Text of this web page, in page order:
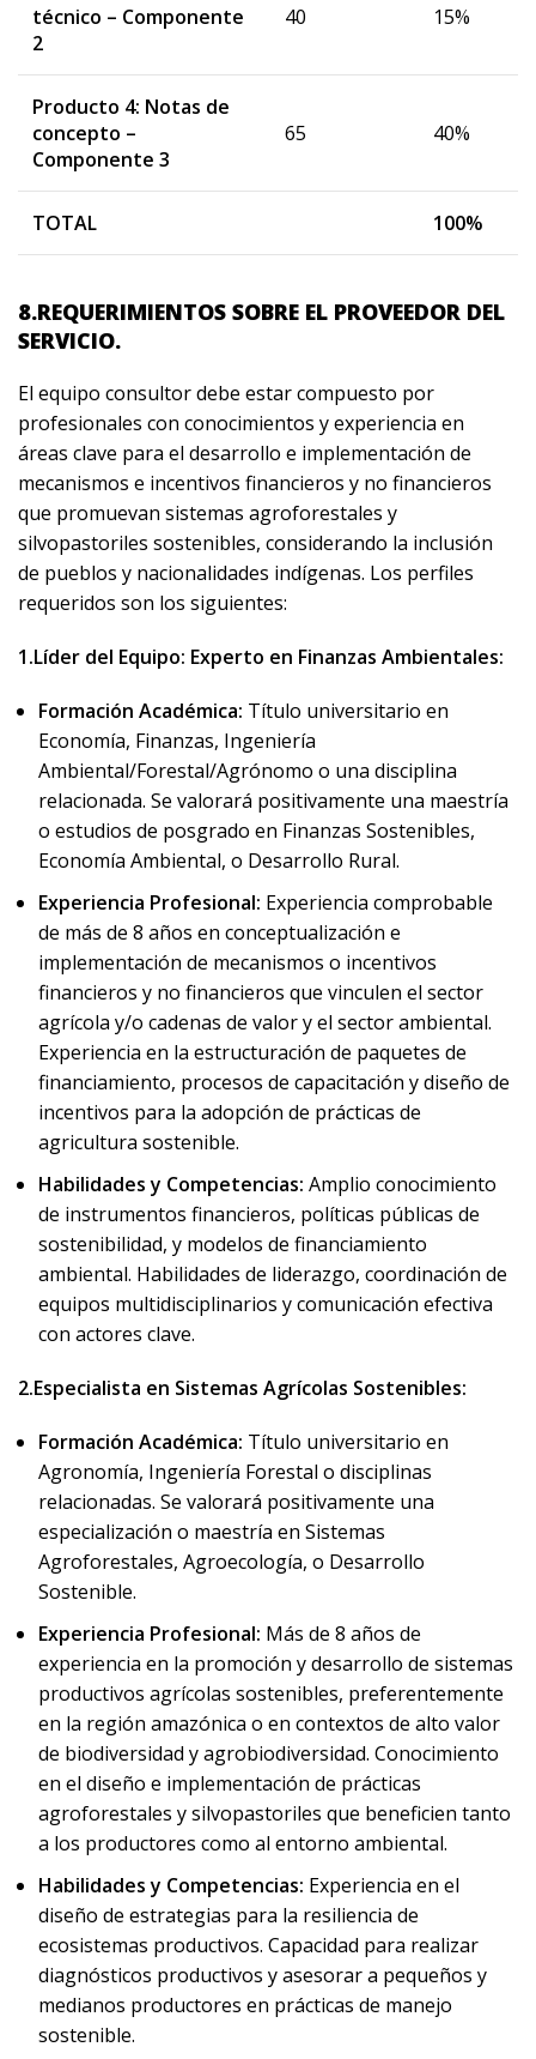
técnico – Componente
2
40 15%
Producto 4: Notas de
concepto –
Componente 3
65 40%
TOTAL 100%
8.REQUERIMIENTOS SOBRE EL PROVEEDOR DEL
SERVICIO.
El equipo consultor debe estar compuesto por
profesionales con conocimientos y experiencia en
áreas clave para el desarrollo e implementación de
mecanismos e incentivos financieros y no financieros
que promuevan sistemas agroforestales y
silvopastoriles sostenibles, considerando la inclusión
de pueblos y nacionalidades indígenas. Los perfiles
requeridos son los siguientes:
1.Líder del Equipo: Experto en Finanzas Ambientales:
Formación Académica: Título universitario en
Economía, Finanzas, Ingeniería
Ambiental/Forestal/Agrónomo o una disciplina
relacionada. Se valorará positivamente una maestría
o estudios de posgrado en Finanzas Sostenibles,
Economía Ambiental, o Desarrollo Rural.
Experiencia Profesional: Experiencia comprobable
de más de 8 años en conceptualización e
implementación de mecanismos o incentivos
financieros y no financieros que vinculen el sector
agrícola y/o cadenas de valor y el sector ambiental.
Experiencia en la estructuración de paquetes de
financiamiento, procesos de capacitación y diseño de
incentivos para la adopción de prácticas de
agricultura sostenible.
Habilidades y Competencias: Amplio conocimiento
de instrumentos financieros, políticas públicas de
sostenibilidad, y modelos de financiamiento
ambiental. Habilidades de liderazgo, coordinación de
equipos multidisciplinarios y comunicación efectiva
con actores clave.
2.Especialista en Sistemas Agrícolas Sostenibles:
Formación Académica: Título universitario en
Agronomía, Ingeniería Forestal o disciplinas
relacionadas. Se valorará positivamente una
especialización o maestría en Sistemas
Agroforestales, Agroecología, o Desarrollo
Sostenible.
Experiencia Profesional: Más de 8 años de
experiencia en la promoción y desarrollo de sistemas
productivos agrícolas sostenibles, preferentemente
en la región amazónica o en contextos de alto valor
de biodiversidad y agrobiodiversidad. Conocimiento
en el diseño e implementación de prácticas
agroforestales y silvopastoriles que beneficien tanto
a los productores como al entorno ambiental.
Habilidades y Competencias: Experiencia en el
diseño de estrategias para la resiliencia de
ecosistemas productivos. Capacidad para realizar
diagnósticos productivos y asesorar a pequeños y
medianos productores en prácticas de manejo
sostenible.